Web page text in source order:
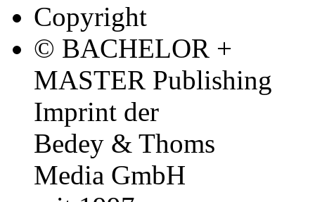
Copyright
© BACHELOR +
MASTER Publishing
Imprint der
Bedey & Thoms
Media GmbH